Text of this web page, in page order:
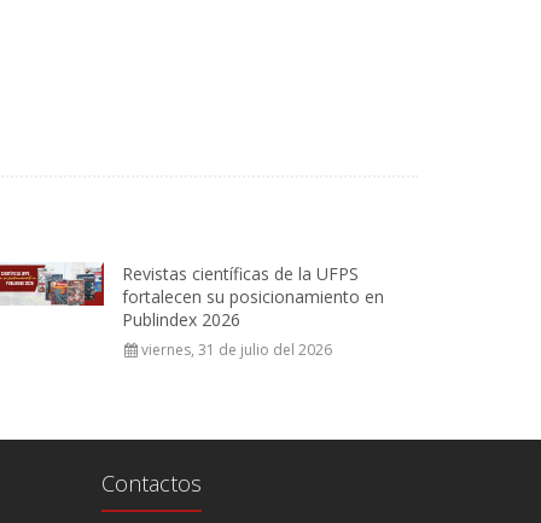
Revistas científicas de la UFPS
fortalecen su posicionamiento en
Publindex 2026
viernes, 31 de julio del 2026
Contactos